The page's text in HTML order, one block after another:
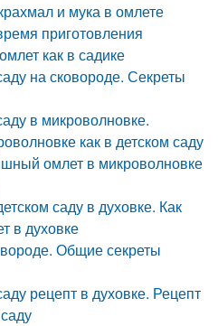
и мука в омлете
приготовления
как в садике
на сковороде. Секреты
в микроволновке.
как в детском саду
омлет в микроволновке
саду в духовке. Как
в духовке
Общие секреты
рецепт в духовке. Рецепт